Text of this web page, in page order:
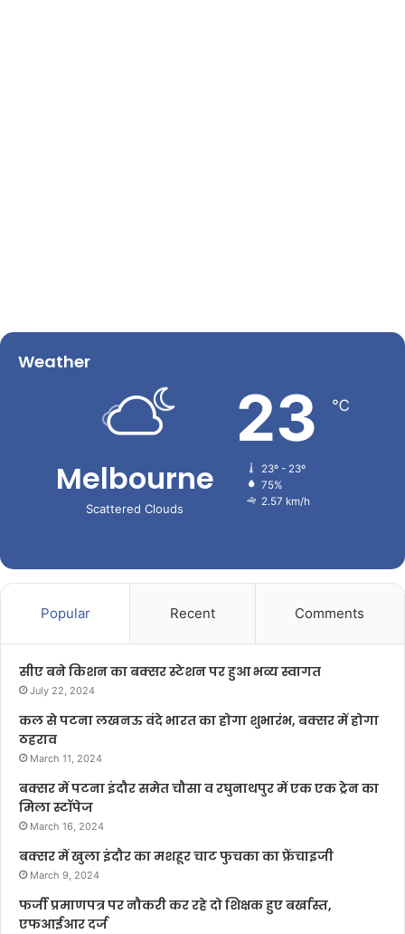
Weather
Melbourne
Scattered Clouds
23 ℃
23º - 23º
75%
2.57 km/h
Popular Recent Comments
सीए बने किशन का बक्सर स्टेशन पर हुआ भव्य स्वागत
July 22, 2024
कल से पटना लखनऊ वंदे भारत का होगा शुभारंभ, बक्सर में होगा
ठहराव
March 11, 2024
बक्सर में पटना इंदौर समेत चौसा व रघुनाथपुर में एक एक ट्रेन का
मिला स्टॉपेज
March 16, 2024
बक्सर में खुला इंदौर का मशहूर चाट फुचका का फ्रेंचाइजी
March 9, 2024
फर्जी प्रमाणपत्र पर नौकरी कर रहे दो शिक्षक हुए बर्खास्त,
एफआईआर दर्ज